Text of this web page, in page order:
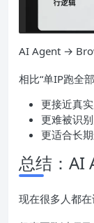
AI Agent →
相比“单IP跑全
更接近真
更难被识
更适合长
总结：AI
现在很多人都